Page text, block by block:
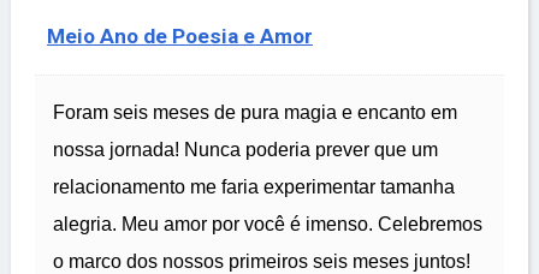
Meio Ano de Poesia e Amor
Foram seis meses de pura magia e encanto em
nossa jornada! Nunca poderia prever que um
relacionamento me faria experimentar tamanha
alegria. Meu amor por você é imenso. Celebremos
o marco dos nossos primeiros seis meses juntos!